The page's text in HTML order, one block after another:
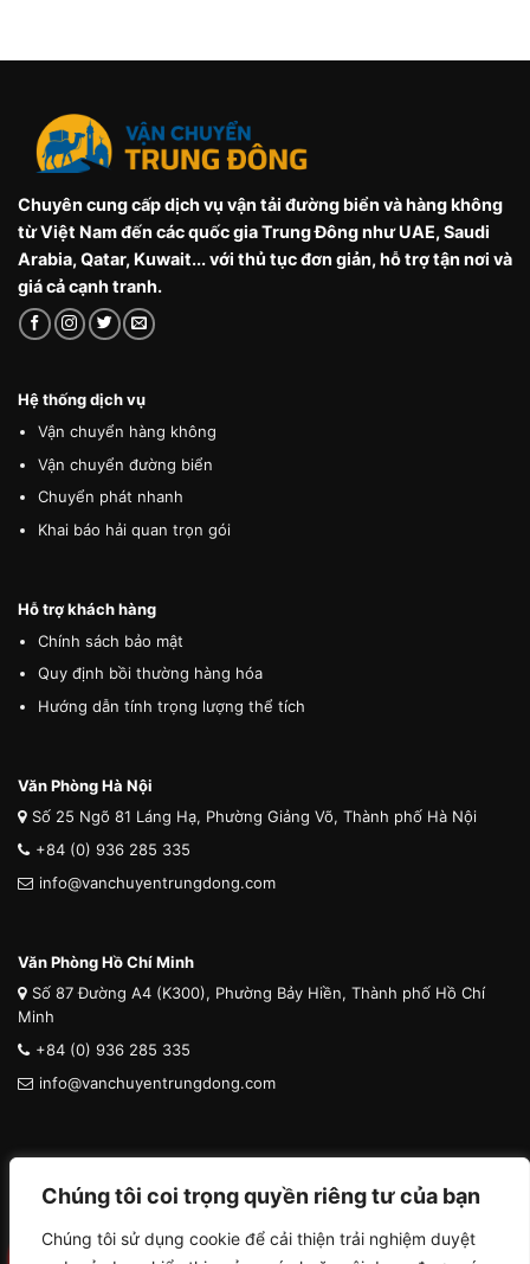
Chúng tôi coi trọng quyền riêng tư của bạn
Chúng tôi sử dụng cookie để cải thiện trải nghiệm duyệt
Chuyên cung cấp dịch vụ vận tải đường biển và hàng không
từ Việt Nam đến các quốc gia Trung Đông như UAE, Saudi
Arabia, Qatar, Kuwait... với thủ tục đơn giản, hỗ trợ tận nơi và
giá cả cạnh tranh.
Hệ thống dịch vụ
Vận chuyển hàng không
Vận chuyển đường biển
Chuyển phát nhanh
Khai báo hải quan trọn gói
Hỗ trợ khách hàng
Chính sách bảo mật
Quy định bồi thường hàng hóa
Hướng dẫn tính trọng lượng thể tích
Văn Phòng Hà Nội
Số 25 Ngõ 81 Láng Hạ, Phường Giảng Võ, Thành phố Hà Nội
+84 (0) 936 285 335
info@vanchuyentrungdong.com
Văn Phòng Hồ Chí Minh
Số 87 Đường A4 (K300), Phường Bảy Hiền, Thành phố Hồ Chí
Minh
+84 (0) 936 285 335
info@vanchuyentrungdong.com